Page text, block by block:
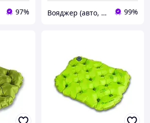
97% Вояджер (авто, туризм, спорт) 99%